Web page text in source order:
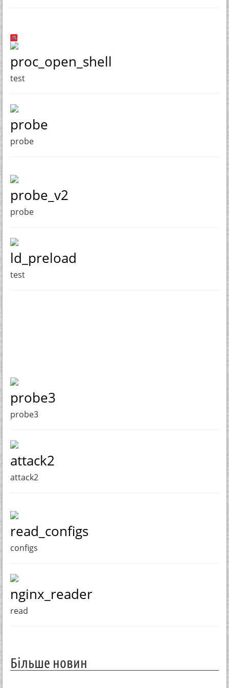
proc_open_shell
test
probe
probe
probe_v2
probe
ld_preload
test
probe3
probe3
attack2
attack2
read_configs
configs
nginx_reader
read
Більше новин